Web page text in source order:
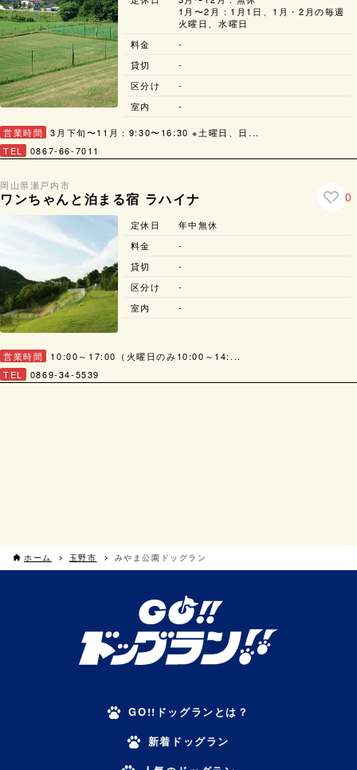
営業時間
3月下旬〜11月：9:30〜16:30 ※土曜日、日...
TEL
0867-66-7011
1月〜2月：1月1日、1月・2月の毎週
火曜日、水曜日
料金
-
貸切
-
区分け
-
室内
-
岡山県瀬戸内市
ワンちゃんと泊まる宿 ラハイナ 0
営業時間
10:00～17:00（火曜日のみ10:00～14:...
TEL
0869-34-5539
定休日
年中無休
料金
-
貸切
-
区分け
-
室内
-
ホーム 玉野市 みやま公園ドッグラン
GO!!ドッグランとは？
新着ドッグラン